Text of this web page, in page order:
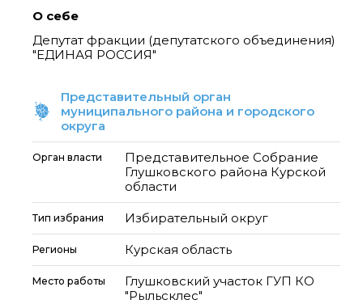
О себе
Депутат фракции (депутатского объединения)
"ЕДИНАЯ РОССИЯ"
Представительный орган
муниципального района и городского
округа
Орган власти
Представительное Собрание
Глушковского района Курской
области
Тип избрания Избирательный округ
Регионы Курская область
Место работы
Глушковский участок ГУП КО
"Рыльсклес"